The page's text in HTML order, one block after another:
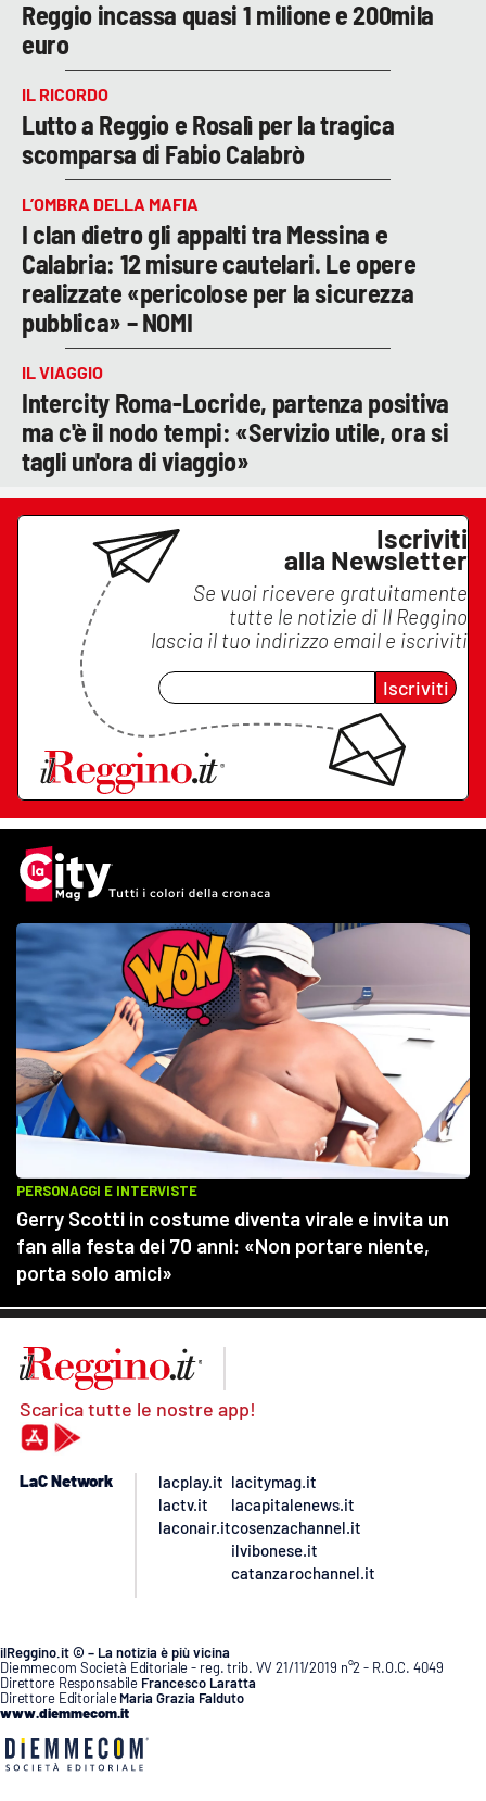
Reggio incassa quasi 1 milione e 200mila
euro
IL RICORDO
Lutto a Reggio e Rosalì per la tragica
scomparsa di Fabio Calabrò
L’OMBRA DELLA MAFIA
I clan dietro gli appalti tra Messina e
Calabria: 12 misure cautelari. Le opere
realizzate «pericolose per la sicurezza
pubblica» – NOMI
IL VIAGGIO
Intercity Roma-Locride, partenza positiva
ma c'è il nodo tempi: «Servizio utile, ora si
tagli un'ora di viaggio»
Iscriviti
alla Newsletter
Se vuoi ricevere gratuitamente
tutte le notizie di Il Reggino
lascia il tuo indirizzo email e iscriviti
Iscriviti
Scarica tutte le nostre app!
LaC Network
lacplay.it
lactv.it
laconair.it
lacitymag.it
lacapitalenews.it
cosenzachannel.it
ilvibonese.it
catanzarochannel.it
ilReggino.it © – La notizia è più vicina
Diemmecom Società Editoriale - reg. trib. VV 21/11/2019 n°2 - R.O.C. 4049
Direttore Responsabile Francesco Laratta
Direttore Editoriale Maria Grazia Falduto
www.diemmecom.it